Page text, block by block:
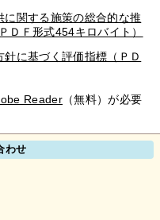
関する施策の総合的な推
ＤＦ形式454キロバイト）
に基づく評価指標（ＰＤ
Reader （無料）が必要
わせ